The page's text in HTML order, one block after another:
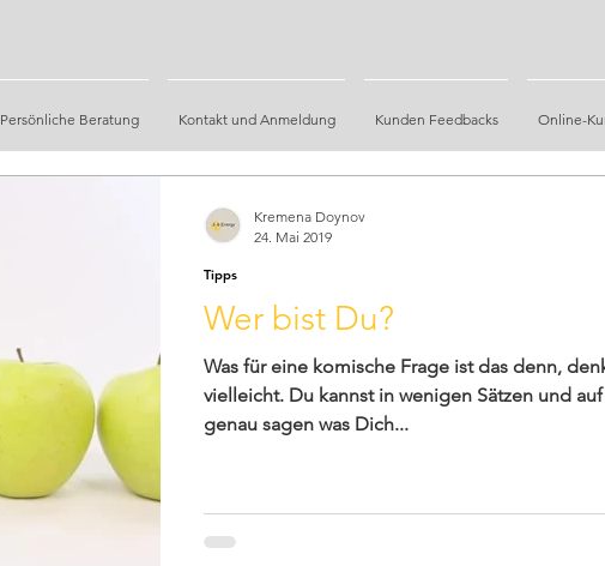
Persönliche Beratung Kontakt und Anmeldung Kunden Feedbacks Online-
Wer bist Du?
Was für eine komische Frage ist das denn,
vielleicht. Du kannst in wenigen Sätzen und
genau sagen was Dich...
Tipps
Kremena Doynov
24. Mai 2019